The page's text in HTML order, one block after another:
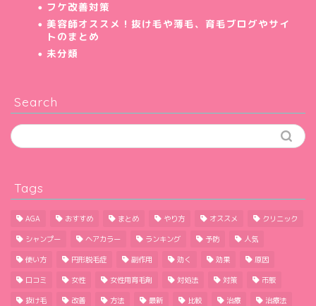
フケ改善対策
美容師オススメ！抜け毛や薄毛、育毛ブログやサイ
トのまとめ
未分類
Search
Tags
AGA おすすめ まとめ やり方 オススメ クリニック
シャンプー ヘアカラー ランキング 予防 人気
使い方 円形脱毛症 副作用 効く 効果 原因
口コミ 女性 女性用育毛剤 対処法 対策 市販
抜け毛 改善 方法 最新 比較 治療 治療法